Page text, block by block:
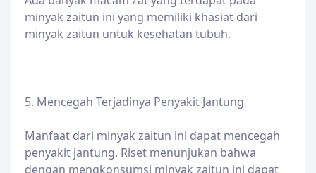
minyak zaitun ini yang memiliki khasiat dari
minyak zaitun untuk kesehatan tubuh.
5. Mencegah Terjadinya Penyakit Jantung
Manfaat dari minyak zaitun ini dapat mencegah
penyakit jantung. Riset menunjukan bahwa
dengan mengkonsumsi minyak zaitun ini dapat